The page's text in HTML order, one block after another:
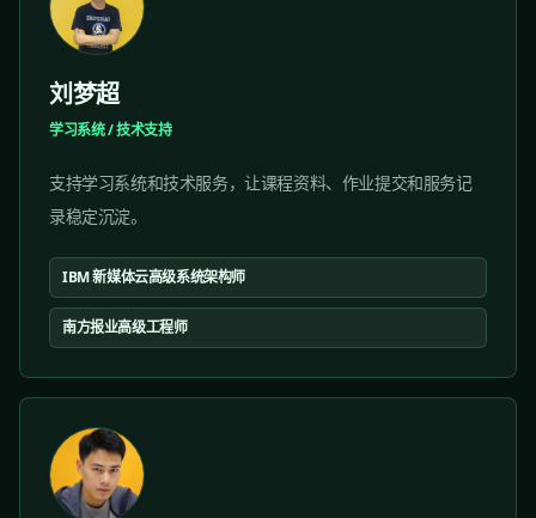
刘梦超
学习系统 / 技术支持
支持学习系统和技术服务，让课程资料、作业提交和服务记
录稳定沉淀。
IBM 新媒体云高级系统架构师
南方报业高级工程师